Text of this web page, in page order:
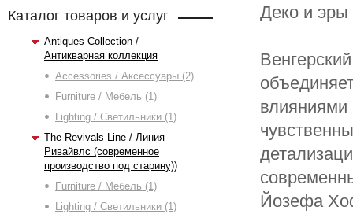
Каталог товаров и услуг
Antiques Collection /
Антикварная коллекция
Accessories / Аксессуары (2)
Furniture / Мебель (1)
Lighting / Светильники (1)
The Revivals Line / Линия
Ривайвлс (современное
производство под старину))
Furniture / Мебель (1)
Lighting / Светильники (1)
Деко и эры
влияниями
Йозефа